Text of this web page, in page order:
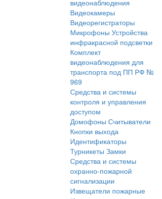
видеонаблюдения
Видеокамеры
Видеорегистраторы
Микрофоны Устройства
инфракрасной подсветки
Комплект
видеонаблюдения для
транспорта под ПП РФ №
969
Средства и системы
контроля и управления
доступом
Домофоны Считыватели
Кнопки выхода
Идентификаторы
Турникеты Замки
Средства и системы
охранно-пожарной
сигнализации
Извещатели пожарные